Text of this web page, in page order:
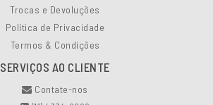
Trocas e Devoluções
Política de Privacidade
Termos & Condições
SERVIÇOS AO CLIENTE
Contate-nos